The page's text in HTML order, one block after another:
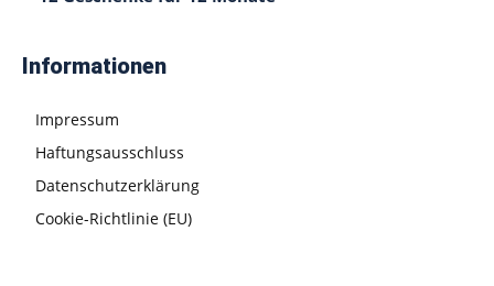
Informationen
Impressum
Haftungsausschluss
Datenschutzerklärung
Cookie-Richtlinie (EU)